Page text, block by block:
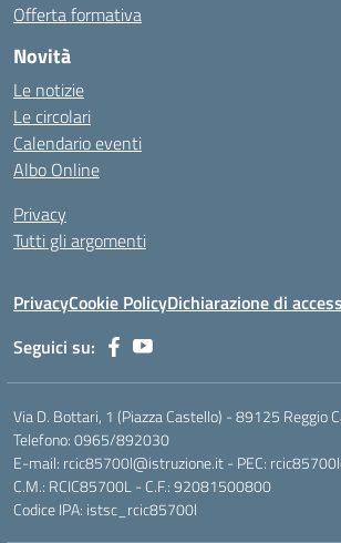
Offerta formativa
Novità
Le notizie
Le circolari
Calendario eventi
Albo Online
Privacy
Tutti gli argomenti
PrivacyCookie PolicyDichiarazione di
Seguici su:
Via D. Bottari, 1 (Piazza Castello) - 89125 Reggio
Telefono: 0965/892030
E-mail: rcic85700l@istruzione.it - PEC:
C.M.: RCIC85700L - C.F.: 92081500800
Codice IPA: istsc_rcic85700l